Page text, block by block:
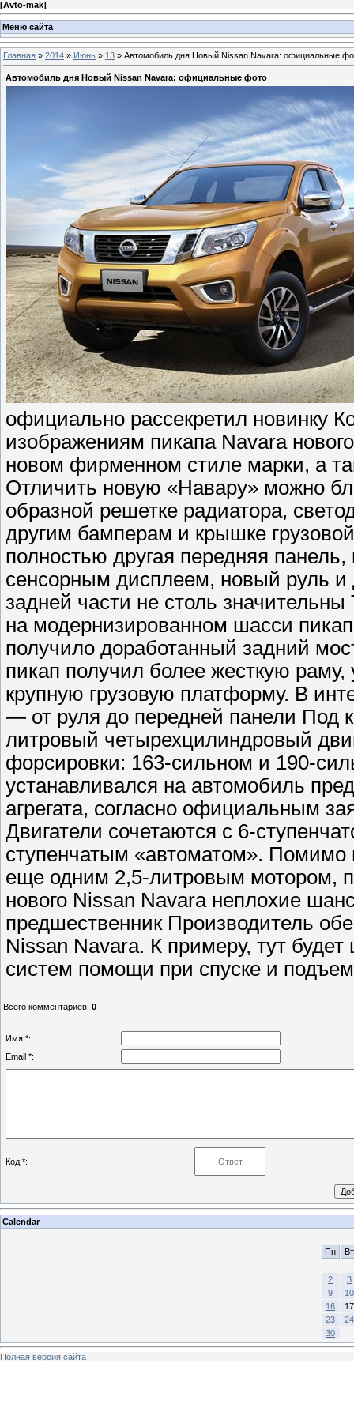
[Avto-mak]
Меню сайта
Главная » 2014 » Июнь » 13 » Автомобиль дня Новый Nissan Navara: официальные
Автомобиль дня Новый Nissan Navara: официальные фото
официально рассекретил новинку
изображениям пикапа Navara
новом фирменном стиле марки, а
Отличить новую «Навару» можно
образной решетке радиатора,
другим бамперам и крышке
полностью другая передняя
сенсорным дисплеем, новый руль и
задней части не столь
на модернизированном шасси
получило доработанный задний
пикап получил более жесткую
крупную грузовую платформу. В
— от руля до передней панели Под
литровый четырехцилиндровый
форсировки: 163-сильном и 190-
устанавливался на автомобиль
агрегата, согласно официальным
Двигатели сочетаются с 6-
ступенчатым «автоматом». Помимо
еще одним 2,5-литровым мотором,
нового Nissan Navara неплохие
предшественник Производитель
Nissan Navara. К примеру, тут
систем помощи при спуске и
Всего комментариев: 0
Имя *:
Email *:
Код *:
Calendar
Пн Вт
2
3
9
10
16
17
23
24
30
Полная версия сайта